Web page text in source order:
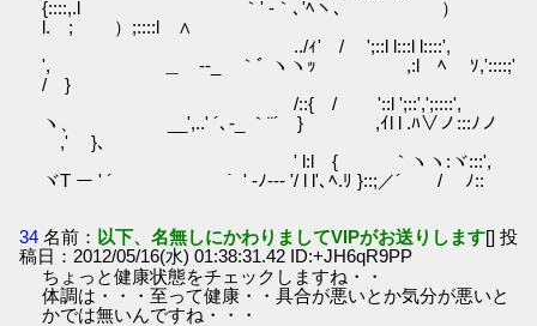
{::::,.l ｀' ‐｀､'ﾍヽ、 ）
l. ; ）;::::l ∧
../ｨ' / ';::l l:::l l::::',
', ＿ -‐_ ｀ﾞ ヽヽｯ ,:l ﾍ ｿ,'::::;'
/ }
/::{ / '::l ';::',';::::',
ヽ、 ゝ__',..' ´､-_ ｀¨´ } ,ｲl l .ﾊ∨ノ:::ﾉノ
,' }、
' l:l { ｀ヽヽ:ヾ:::',
ヾT ー ' ´ ｀ ' -ﾉ--‐ '/ l l'､ﾍ.ﾘ }::;／´ / ﾉ::
34 名前： 以下、名無しにかわりましてVIPがお送りします[] 投
稿日：2012/05/16(水) 01:38:31.42 ID:+JH6qR9PP
ちょっと健康状態をチェックしますね・・
体調は・・・至って健康・・具合が悪いとか気分が悪いと
かでは無いんですね・・・